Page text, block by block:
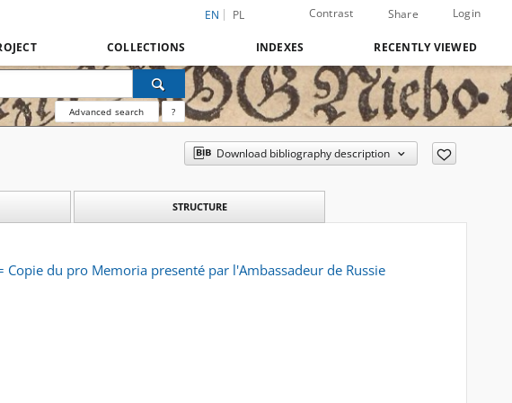
EN PL Contrast Share Login
COLLECTIONS INDEXES RECENTLY VIEWED
Advanced search ?
Download bibliography description
STRUCTURE
Copie du pro Memoria presenté par l'Ambassadeur de Russie